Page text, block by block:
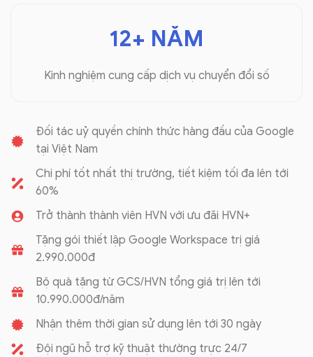
12+ NĂM
Kinh nghiệm cung cấp dịch vụ chuyển đổi số
Đối tác uỷ quyền chính thức hàng đầu của Google
tại Việt Nam
Chi phí tốt nhất thị trường, tiết kiệm tối đa lên tới
60%
Trở thành thành viên HVN với ưu đãi HVN+
Tặng gói thiết lập Google Workspace trị giá
2.990.000đ
Bộ quà tặng từ GCS/HVN tổng giá trị lên tới
10.990.000đ/năm
Nhận thêm thời gian sử dụng lên tới 30 ngày
Đội ngũ hỗ trợ kỹ thuật thường trực 24/7